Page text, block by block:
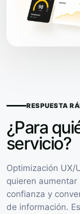
RESPUESTA
¿Para
servicio?
Optimización UX/
quieren
confianza y
de información.